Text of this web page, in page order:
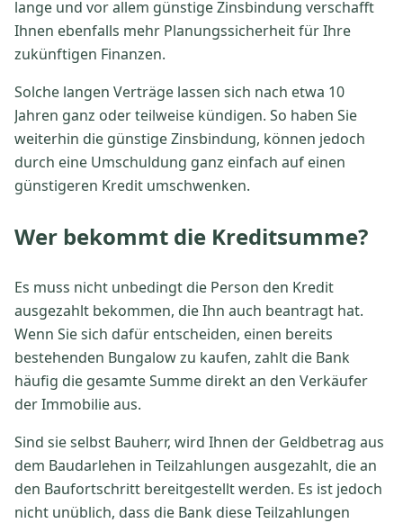
lange und vor allem günstige Zinsbindung verschafft
Ihnen ebenfalls mehr Planungssicherheit für Ihre
zukünftigen Finanzen.
Solche langen Verträge lassen sich nach etwa 10
Jahren ganz oder teilweise kündigen. So haben Sie
weiterhin die günstige Zinsbindung, können jedoch
durch eine Umschuldung ganz einfach auf einen
günstigeren Kredit umschwenken.
Wer bekommt die Kreditsumme?
Es muss nicht unbedingt die Person den Kredit
ausgezahlt bekommen, die Ihn auch beantragt hat.
Wenn Sie sich dafür entscheiden, einen bereits
bestehenden Bungalow zu kaufen, zahlt die Bank
häufig die gesamte Summe direkt an den Verkäufer
der Immobilie aus.
Sind sie selbst Bauherr, wird Ihnen der Geldbetrag aus
dem Baudarlehen in Teilzahlungen ausgezahlt, die an
den Baufortschritt bereitgestellt werden. Es ist jedoch
nicht unüblich, dass die Bank diese Teilzahlungen